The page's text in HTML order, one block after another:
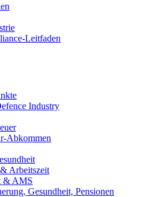
Leitfaden
Industry
Abkommen
Arbeitszeit
& AMS
Gesundheit, Pensionen